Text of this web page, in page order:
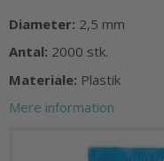
Diameter: 2,5 mm
Antal: 2000 stk.
Materiale: Plastik
Mere information